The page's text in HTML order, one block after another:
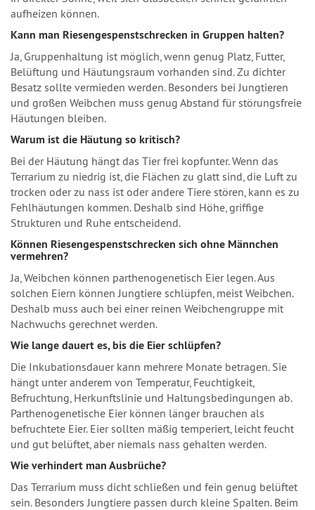
aufheizen können.
Kann man Riesengespenstschrecken in Gruppen halten?
Ja, Gruppenhaltung ist möglich, wenn genug Platz, Futter,
Belüftung und Häutungsraum vorhanden sind. Zu dichter
Besatz sollte vermieden werden. Besonders bei Jungtieren
und großen Weibchen muss genug Abstand für störungsfreie
Häutungen bleiben.
Warum ist die Häutung so kritisch?
Bei der Häutung hängt das Tier frei kopfunter. Wenn das
Terrarium zu niedrig ist, die Flächen zu glatt sind, die Luft zu
trocken oder zu nass ist oder andere Tiere stören, kann es zu
Fehlhäutungen kommen. Deshalb sind Höhe, griffige
Strukturen und Ruhe entscheidend.
Können Riesengespenstschrecken sich ohne Männchen
vermehren?
Ja, Weibchen können parthenogenetisch Eier legen. Aus
solchen Eiern können Jungtiere schlüpfen, meist Weibchen.
Deshalb muss auch bei einer reinen Weibchengruppe mit
Nachwuchs gerechnet werden.
Wie lange dauert es, bis die Eier schlüpfen?
Die Inkubationsdauer kann mehrere Monate betragen. Sie
hängt unter anderem von Temperatur, Feuchtigkeit,
Befruchtung, Herkunftslinie und Haltungsbedingungen ab.
Parthenogenetische Eier können länger brauchen als
befruchtete Eier. Eier sollten mäßig temperiert, leicht feucht
und gut belüftet, aber niemals nass gehalten werden.
Wie verhindert man Ausbrüche?
Das Terrarium muss dicht schließen und fein genug belüftet
sein. Besonders Jungtiere passen durch kleine Spalten. Beim